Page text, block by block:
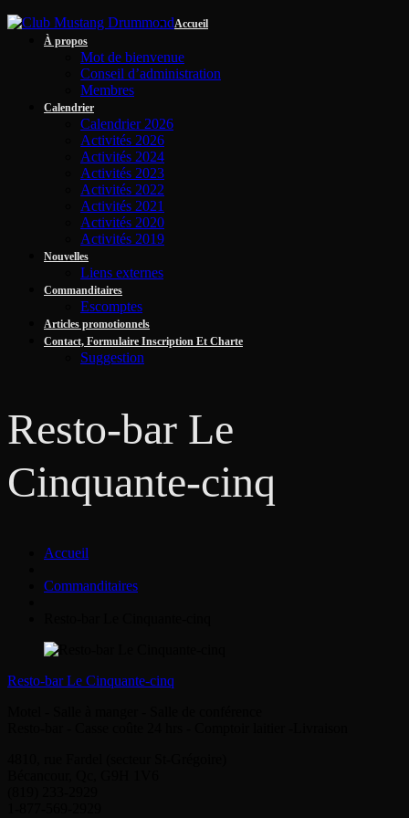
Accueil
À propos
Mot de bienvenue
Conseil d’administration
Membres
Calendrier
Calendrier 2026
Activités 2026
Activités 2024
Activités 2023
Activités 2022
Activités 2021
Activités 2020
Activités 2019
Nouvelles
Liens externes
Commanditaires
Escomptes
Articles promotionnels
Contact, Formulaire Inscription Et Charte
Suggestion
Resto-bar Le
Cinquante-cinq
Accueil
Commanditaires
Resto-bar Le Cinquante-cinq